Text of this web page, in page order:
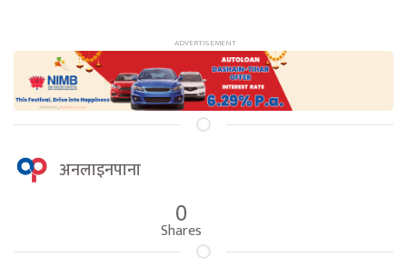
अनलाइनपाना
0
Shares